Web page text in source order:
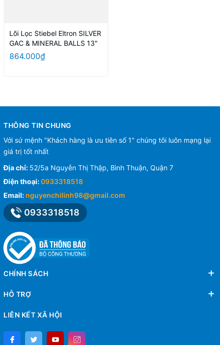
Lõi Lọc Stiebel Eltron SILVER
GAC & MINERAL BALLS 13"
864.000₫
THÔNG TIN CHUNG
Với sứ mệnh "Khách hàng là ưu tiên số 1" chúng tôi luôn mạng lại
giá trị tốt nhất
Địa chỉ: 52/5a Nguyễn Thị Thập, Bình Thuận, Quận 7
Điện thoại:0933318518
Email: nguyenchilinh98@gmail.com
0933318518
CHÍNH SÁCH
HỖ TRỢ
LIÊN KẾT XÃ HỘI